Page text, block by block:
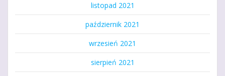
listopad 2021
październik 2021
wrzesień 2021
sierpień 2021